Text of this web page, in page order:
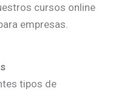
cursos online
empresas.
tipos de